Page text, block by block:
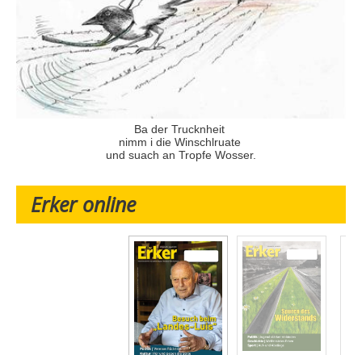
Ba der Trucknheit
nimm i die Winschlruate
und suach an Tropfe Wosser.
Erker online